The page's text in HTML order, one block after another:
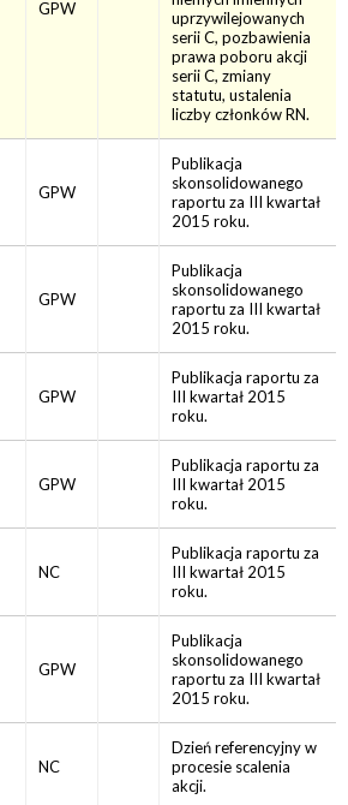
GPW
uprzywilejowanych
serii C, pozbawienia
prawa poboru akcji
serii C, zmiany
statutu, ustalenia
liczby członków RN.
GPW
Publikacja
skonsolidowanego
raportu za III kwartał
2015 roku.
GPW
Publikacja
skonsolidowanego
raportu za III kwartał
2015 roku.
GPW
Publikacja raportu za
III kwartał 2015
roku.
GPW
Publikacja raportu za
III kwartał 2015
roku.
NC
Publikacja raportu za
III kwartał 2015
roku.
GPW
Publikacja
skonsolidowanego
raportu za III kwartał
2015 roku.
NC
Dzień referencyjny w
procesie scalenia
akcji.